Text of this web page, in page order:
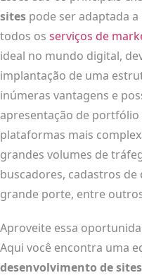
sites pode ser adaptada
todos os serviços de
ideal no mundo digital,
implantação de uma
inúmeras vantagens e
apresentação de portfólio
plataformas mais
grandes volumes de
buscadores, cadastros
grande porte, entre
Aproveite essa
Aqui você encontra uma
desenvolvimento de